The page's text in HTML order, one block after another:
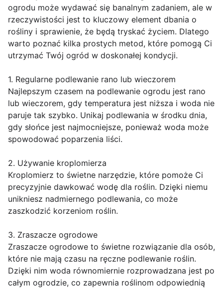
ogrodu może wydawać się banalnym zadaniem, ale w
rzeczywistości jest to kluczowy element dbania o
rośliny i sprawienie, że będą tryskać życiem. Dlatego
warto poznać kilka prostych metod, które pomogą Ci
utrzymać Twój ogród w doskonałej kondycji.
1. Regularne podlewanie rano lub wieczorem
Najlepszym czasem na podlewanie ogrodu jest rano
lub wieczorem, gdy temperatura jest niższa i woda nie
paruje tak szybko. Unikaj podlewania w środku dnia,
gdy słońce jest najmocniejsze, ponieważ woda może
spowodować poparzenia liści.
2. Używanie kroplomierza
Kroplomierz to świetne narzędzie, które pomoże Ci
precyzyjnie dawkować wodę dla roślin. Dzięki niemu
unikniesz nadmiernego podlewania, co może
zaszkodzić korzeniom roślin.
3. Zraszacze ogrodowe
Zraszacze ogrodowe to świetne rozwiązanie dla osób,
które nie mają czasu na ręczne podlewanie roślin.
Dzięki nim woda równomiernie rozprowadzana jest po
całym ogrodzie, co zapewnia roślinom odpowiednią